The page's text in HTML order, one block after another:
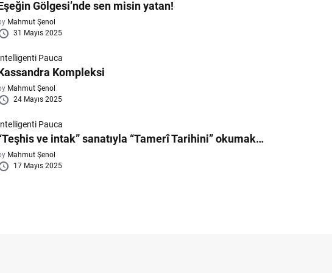
Gölgesi’nde sen misin yatan!
Mahmut Şenol
31 Mayıs 2025
Pauca
Kompleksi
Mahmut Şenol
24 Mayıs 2025
Pauca
ve intak” sanatıyla “Tamerî Tarihini” okumak…
Mahmut Şenol
17 Mayıs 2025